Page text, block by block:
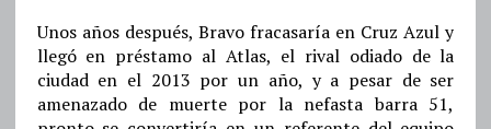
Unos años después, Bravo fracasaría en Cruz Azul y
llegó en préstamo al Atlas, el rival odiado de la
ciudad en el 2013 por un año, y a pesar de ser
amenazado de muerte por la nefasta barra 51,